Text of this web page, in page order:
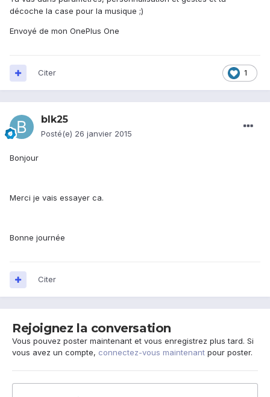
décoche la case pour la musique ;)
Envoyé de mon OnePlus One
1
Citer
blk25
Posté(e) 26 janvier 2015
Bonjour
Merci je vais essayer ca.
Bonne journée
Citer
Rejoignez la conversation
Vous pouvez poster maintenant et vous enregistrez plus tard. Si
vous avez un compte, connectez-vous maintenant pour poster.